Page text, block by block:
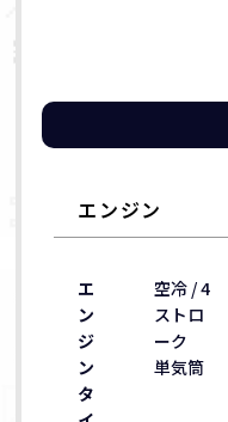
エンジン
エ
ン
ジ
ン
タ
空冷 / 4
ストロ
ーク
単気筒